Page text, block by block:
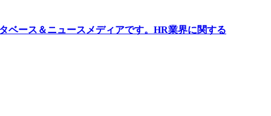
ベース＆ニュースメディアです。HR業界に関する